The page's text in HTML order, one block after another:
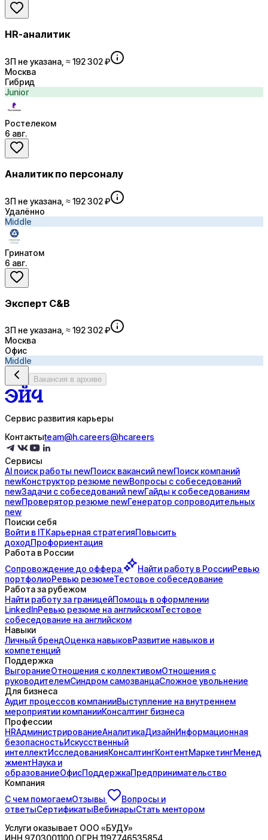
HR-аналитик
ЗП не указана, ≈ 192 302 ₽
Москва
Гибрид
Junior
Ростелеком
6 авг.
Аналитик по персоналу
ЗП не указана, ≈ 192 302 ₽
Удалённо
Middle
Гринатом
6 авг.
Эксперт C&B
ЗП не указана, ≈ 192 302 ₽
Москва
Офис
Middle
Вакансия в архиве
Сервис развития карьеры
Контактыteam@h.careers@hcareers
Сервисы
AI поискработы newПоисквакансий newПоисккомпаний
newКонструктор резюме newВопросы с собеседований
newЗадачи с собеседований newГайды ксобеседованиям
newПроверятор резюме newГенератор сопроводительных
new
Поиски себя
Войти в ITКарьерная стратегияПовысить
доходПрофориентация
Работа в России
Сопровождение до оффера Найти работу в РоссииРевью
портфолиоРевью резюмеТестовое собеседование
Работа за рубежом
Найти работу за границейПомощь в оформлении
LinkedInРевью резюме на английскомТестовое
собеседование на английском
Навыки
Личный брендОценка навыковРазвитие навыков и
компетенций
Поддержка
ВыгораниеОтношения с коллективомОтношения с
руководителемСиндром самозванцаСложное увольнение
Для бизнеса
Аудит процессов компанииВыступление на внутреннем
мероприятии компанииКонсалтинг бизнеса
Профессии
HRАдминистрированиеАналитикаДизайнИнформационная
безопасностьИскусственный
интеллектИсследованияКонсалтингКонтентМаркетингМенед
жментНаука и
образованиеОфисПоддержкаПредпринимательство
Компания
С чем помогаемОтзывы
Вопросы и
ответыСертификатыВебинарыСтать ментором
Услуги оказывает ООО «БУДУ»